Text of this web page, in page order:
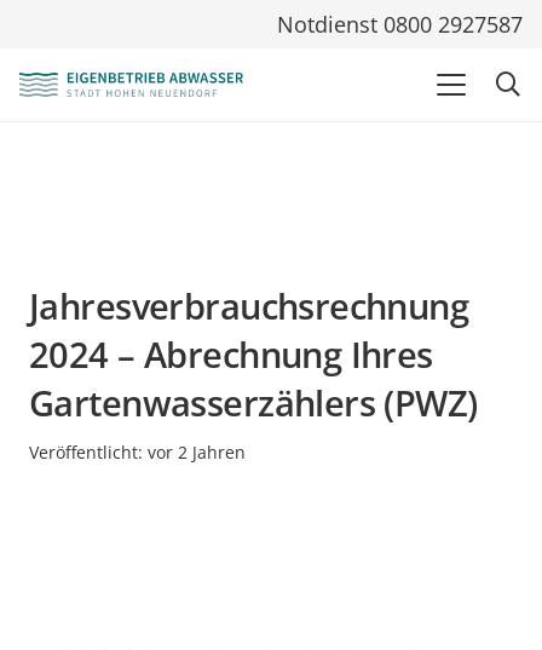
Notdienst 0800 2927587
Jahresverbrauchsrechnung
2024 – Abrechnung Ihres
Gartenwasserzählers (PWZ)
Veröffentlicht: vor 2 Jahren